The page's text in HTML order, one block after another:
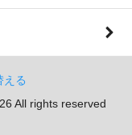
える
All rights reserved